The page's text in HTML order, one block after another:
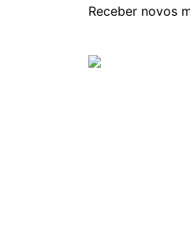
Receber novos